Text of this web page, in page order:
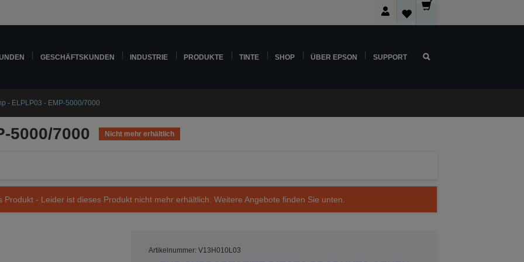
GESCHÄFTSKUNDEN INDUSTRIE PRODUKTE TINTE SHOP ÜBER EPSON SUPPORT
- ELPLP03 - EMP-5000/7000
5000/7000 Nicht mehr erhältlich
Produkt - Leider ist dieses Produkt nicht mehr erhältlich. Weitere Angebote finden Sie unten.
Artikelnummer: V13H010L03